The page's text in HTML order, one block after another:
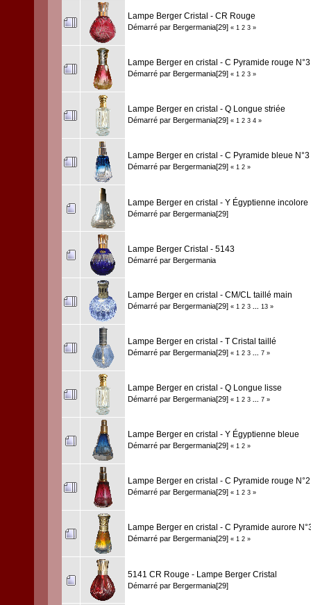
Lampe Berger Cristal - CR Rouge
Démarré par Bergermania[29] « 1 2 3 »
Lampe Berger en cristal - C Pyramide rouge N°3
Démarré par Bergermania[29] « 1 2 3 »
Lampe Berger en cristal - Q Longue striée
Démarré par Bergermania[29] « 1 2 3 4 »
Lampe Berger en cristal - C Pyramide bleue N°3
Démarré par Bergermania[29] « 1 2 »
Lampe Berger en cristal - Y Égyptienne incolore
Démarré par Bergermania[29]
Lampe Berger Cristal - 5143
Démarré par Bergermania
Lampe Berger en cristal - CM/CL taillé main
Démarré par Bergermania[29] « 1 2 3 13 »
Lampe Berger en cristal - T Cristal taillé
Démarré par Bergermania[29] « 1 2 3 7 »
Lampe Berger en cristal - Q Longue lisse
Démarré par Bergermania[29] « 1 2 3 7 »
Lampe Berger en cristal - Y Égyptienne bleue
Démarré par Bergermania[29] « 1 2 »
Lampe Berger en cristal - C Pyramide rouge
Démarré par Bergermania[29] « 1 2 3 »
Lampe Berger en cristal - C Pyramide aurore
Démarré par Bergermania[29] « 1 2 »
5141 CR Rouge - Lampe Berger Cristal
Démarré par Bergermania[29]